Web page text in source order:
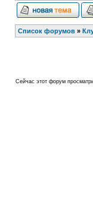
Список форумов »
Сейчас этот форум